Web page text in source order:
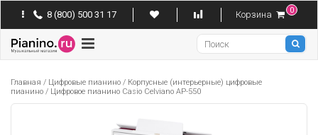
8 (800) 500 31 17 Корзина 0
Pianino
Главная / Цифровые пианино / Корпусные (интерьерные) цифровые
пианино / Цифровое пианино Casio Celviano AP-550